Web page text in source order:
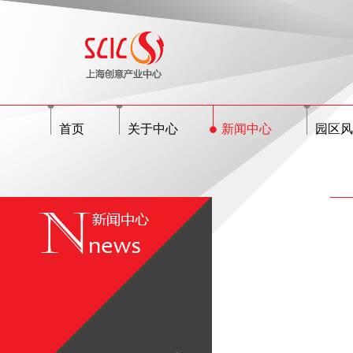
首页 关于中心 新闻中心 园区